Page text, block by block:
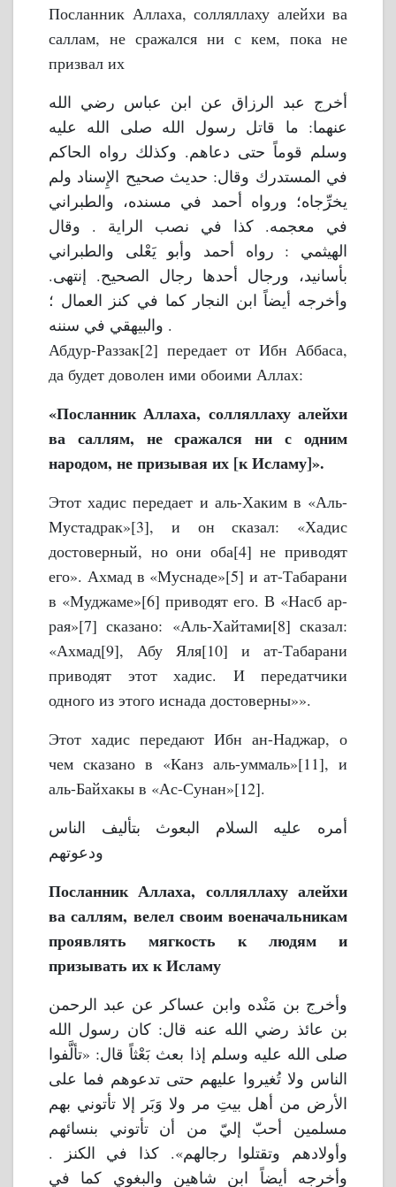
Посланник Аллаха, солляллаху алейхи ва
саллам, не сражался ни с кем, пока не
призвал их
أخرج عبد الرزاق عن ابن عباس رضي الله
عنهما: ما قاتل رسول الله صلى الله عليه
وسلم قوماً حتى دعاهم. وكذلك رواه الحاكم
في المستدرك وقال: حديث صحيح الإِسناد ولم
يخرِّجاه؛ ورواه أحمد في مسنده، والطبراني
في معجمه. كذا في نصب الراية . وقال
الهيثمي : رواه أحمد وأبو يَعْلى والطبراني
بأسانيد، ورجال أحدها رجال الصحيح. إنتهى.
وأخرجه أيضاً ابن النجار كما في كنز العمال ؛
والبيهقي في سننه .
Абдур-Раззак[2] передает от Ибн Аббаса,
да будет доволен ими обоими Аллах:
«Посланник Аллаха, солляллаху алейхи
ва саллям, не сражался ни с одним
народом, не призывая их [к Исламу]».
Этот хадис передает и аль-Хаким в «Аль-
Мустадрак»[3], и он сказал: «Хадис
достоверный, но они оба[4] не приводят
его». Ахмад в «Муснаде»[5] и ат-Табарани
в «Муджаме»[6] приводят его. В «Насб ар-
рая»[7] сказано: «Аль-Хайтами[8] сказал:
«Ахмад[9], Абу Яля[10] и ат-Табарани
приводят этот хадис. И передатчики
одного из этого иснада достоверны»».
Этот хадис передают Ибн ан-Наджар, о
чем сказано в «Канз аль-уммаль»[11], и
аль-Байхакы в «Ас-Сунан»[12].
أمره عليه السلام البعوث بتأليف الناس
ودعوتهم
Посланник Аллаха, солляллаху алейхи
ва саллям, велел своим военачальникам
проявлять мягкость к людям и
призывать их к Исламу
وأخرج بن مَنْده وابن عساكر عن عبد الرحمن
بن عائذ رضي الله عنه قال: كان رسول الله
صلى الله عليه وسلم إذا بعث بَعْثاً قال: «تألَّفوا
الناس ولا تُغيروا عليهم حتى تدعوهم فما على
الأرض من أهل بيتِ مر ولا وَبَر إلا تأتوني بهم
مسلمين أحبّ إليّ من أن تأتوني بنسائهم
وأولادهم وتقتلوا رجالهم». كذا في الكنز .
وأخرجه أيضاً ابن شاهين والبغوي كما في